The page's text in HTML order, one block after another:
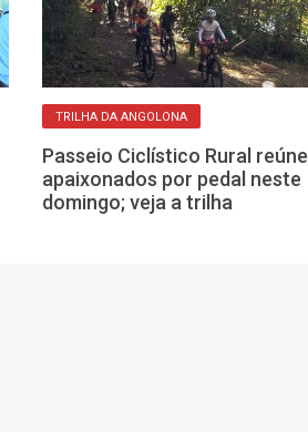
TRILHA DA ANGOLONA
Passeio Ciclístico Rural reúne
apaixonados por pedal neste
domingo; veja a trilha